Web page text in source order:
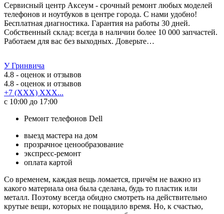
Сервисный центр Аксеум - срочный ремонт любых моделей
телефонов и ноутбуков в центре города. С нами удобно!
Бесплатная диагностика. Гарантия на работы 30 дней.
Собственный склад: всегда в наличии более 10 000 запчастей.
Работаем для вас без выходных. Доверьте…
У Гринвича
4.8 - оценок и отзывов
4.8 - оценок и отзывов
+7 (XXX) XXX...
с 10:00 до 17:00
Ремонт телефонов Dell
выезд мастера на дом
прозрачное ценообразование
экспресс-ремонт
оплата картой
Со временем, каждая вещь ломается, причём не важно из
какого материала она была сделана, будь то пластик или
металл. Поэтому всегда обидно смотреть на действительно
крутые вещи, которых не пощадило время. Но, к счастью,